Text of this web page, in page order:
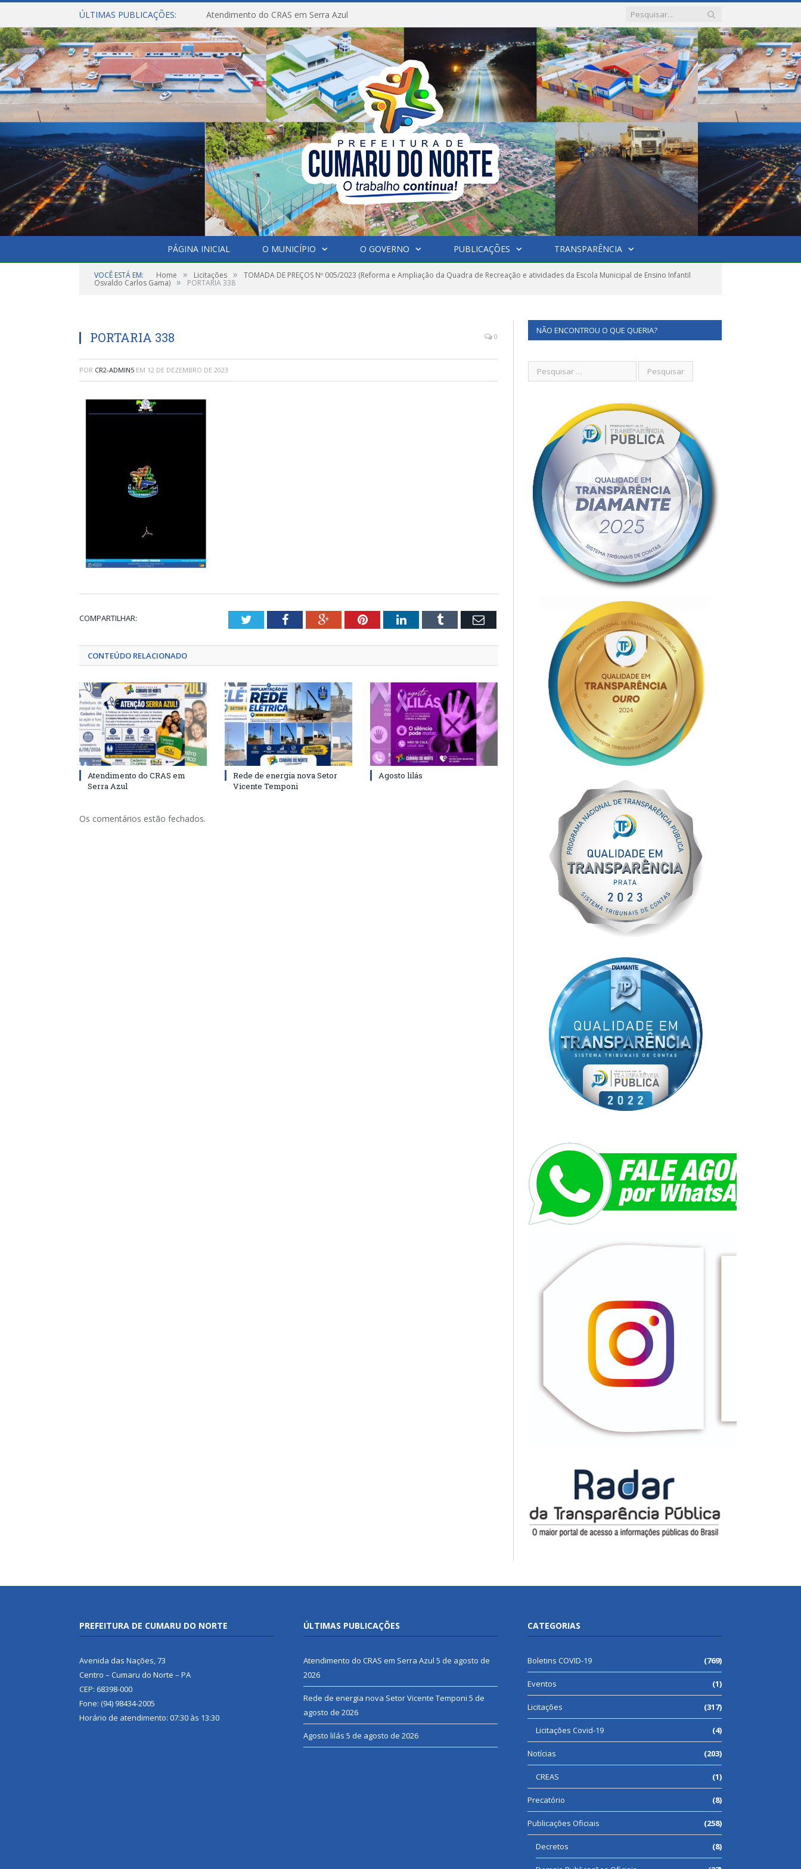
ÚLTIMAS PUBLICAÇÕES: Atendimento do CRAS em Serra Azul
PÁGINA INICIAL O MUNICÍPIO O GOVERNO PUBLICAÇÕES TRANSPARÊNCIA
VOCÊ ESTÁ EM: Home » Licitações » TOMADA DE PREÇOS Nº 005/2023 (Reforma e Ampliação da Quadra de Recreação e atividades da Escola Municipal de Ensino Infantil
Osvaldo Carlos Gama) » PORTARIA 338
PORTARIA 338 0
POR CR2-ADMIN5 EM 12 DE DEZEMBRO DE 2023
COMPARTILHAR: TwitterFacebookGoogle+PinterestLinkedInTumblr Email
CONTEÚDO RELACIONADO
Atendimento do CRAS em
Serra Azul
Rede de energia nova Setor
Vicente Temponi
Agosto lilás
Os comentários estão fechados.
NÃO ENCONTROU O QUE QUERIA?
PREFEITURA DE CUMARU DO NORTE
Avenida das Nações, 73
Centro – Cumaru do Norte – PA
CEP: 68398-000
Fone: (94) 98434-2005
Horário de atendimento: 07:30 às 13:30
ÚLTIMAS PUBLICAÇÕES
Atendimento do CRAS em Serra Azul 5 de agosto de
2026
Rede de energia nova Setor Vicente Temponi 5 de
agosto de 2026
Agosto lilás 5 de agosto de 2026
CATEGORIAS
Boletins COVID-19 (769)
Eventos (1)
Licitações (317)
Licitações Covid-19 (4)
Notícias (203)
CREAS (1)
Precatório (8)
Publicações Oficiais (258)
Decretos (8)